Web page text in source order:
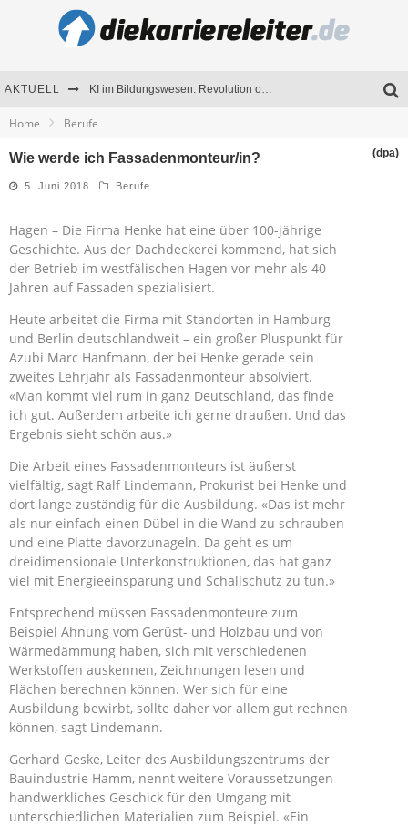
AKTUELL KI im Bildungswesen: Revolution oder Risiko für Schulen und Universitäten?
Seminare als Motivationsmotor – Wie Weiterbildung Mitarbeiter nachhaltig begeistert
Home Berufe
Wie werde ich Fassadenmonteur/in? (dpa)
5. Juni 2018 Berufe
Hagen – Die Firma Henke hat eine über 100-jährige
Geschichte. Aus der Dachdeckerei kommend, hat sich
der Betrieb im westfälischen Hagen vor mehr als 40
Jahren auf Fassaden spezialisiert.
Heute arbeitet die Firma mit Standorten in Hamburg
und Berlin deutschlandweit – ein großer Pluspunkt für
Azubi Marc Hanfmann, der bei Henke gerade sein
zweites Lehrjahr als Fassadenmonteur absolviert.
«Man kommt viel rum in ganz Deutschland, das finde
ich gut. Außerdem arbeite ich gerne draußen. Und das
Ergebnis sieht schön aus.»
Die Arbeit eines Fassadenmonteurs ist äußerst
vielfältig, sagt Ralf Lindemann, Prokurist bei Henke und
dort lange zuständig für die Ausbildung. «Das ist mehr
als nur einfach einen Dübel in die Wand zu schrauben
und eine Platte davorzunageln. Da geht es um
dreidimensionale Unterkonstruktionen, das hat ganz
viel mit Energieeinsparung und Schallschutz zu tun.»
Entsprechend müssen Fassadenmonteure zum
Beispiel Ahnung vom Gerüst- und Holzbau und von
Wärmedämmung haben, sich mit verschiedenen
Werkstoffen auskennen, Zeichnungen lesen und
Flächen berechnen können. Wer sich für eine
Ausbildung bewirbt, sollte daher vor allem gut rechnen
können, sagt Lindemann.
Gerhard Geske, Leiter des Ausbildungszentrums der
Bauindustrie Hamm, nennt weitere Voraussetzungen –
handwerkliches Geschick für den Umgang mit
unterschiedlichen Materialien zum Beispiel. «Ein